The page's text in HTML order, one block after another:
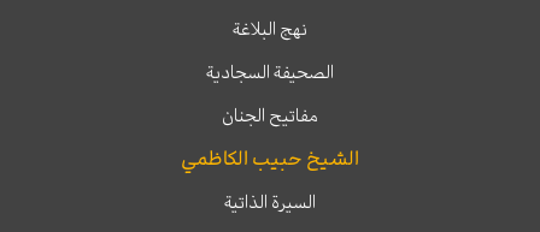
نهج البلاغة
الصحيفة السجادية
مفاتيح الجنان
الشيخ حبيب الكاظمي
السيرة الذاتية